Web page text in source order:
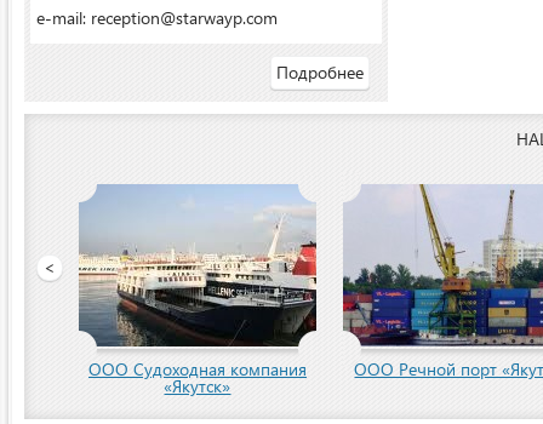
e-mail: reception@starwayp.com
Подробнее
<
ООО Речной порт «Якутск»
ООО «Якутский речной